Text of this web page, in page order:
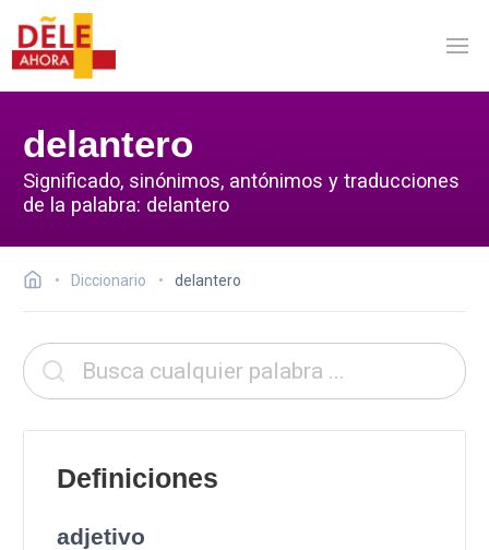
delantero
Significado, sinónimos, antónimos y traducciones
de la palabra: delantero
Diccionario delantero
Definiciones
adjetivo